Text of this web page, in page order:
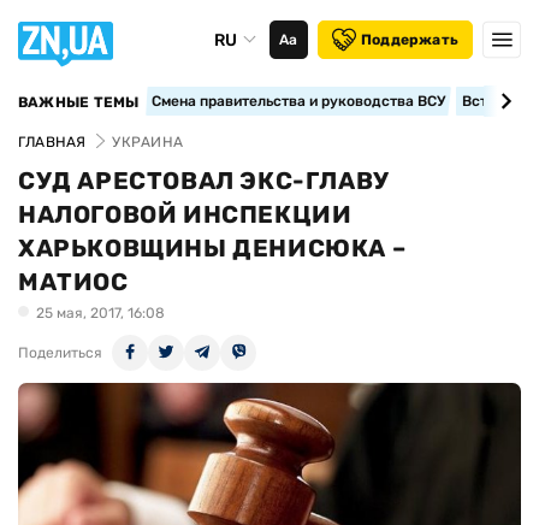
RU Аа Поддержать
ВАЖНЫЕ ТЕМЫ Смена правительства и руководства ВСУ
ГЛАВНАЯ УКРАИНА
СУД АРЕСТОВАЛ ЭКС-ГЛАВУ
НАЛОГОВОЙ ИНСПЕКЦИИ
ХАРЬКОВЩИНЫ ДЕНИСЮКА –
МАТИОС
25 мая, 2017, 16:08
Поделиться